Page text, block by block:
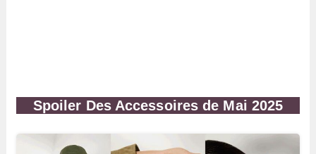
Spoiler Des Accessoiresde Mai 2025